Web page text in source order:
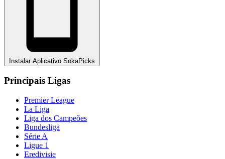
Instalar Aplicativo SokaPicks
Principais Ligas
Premier League
La Liga
Liga dos Campeões
Bundesliga
Série A
Ligue 1
Eredivisie